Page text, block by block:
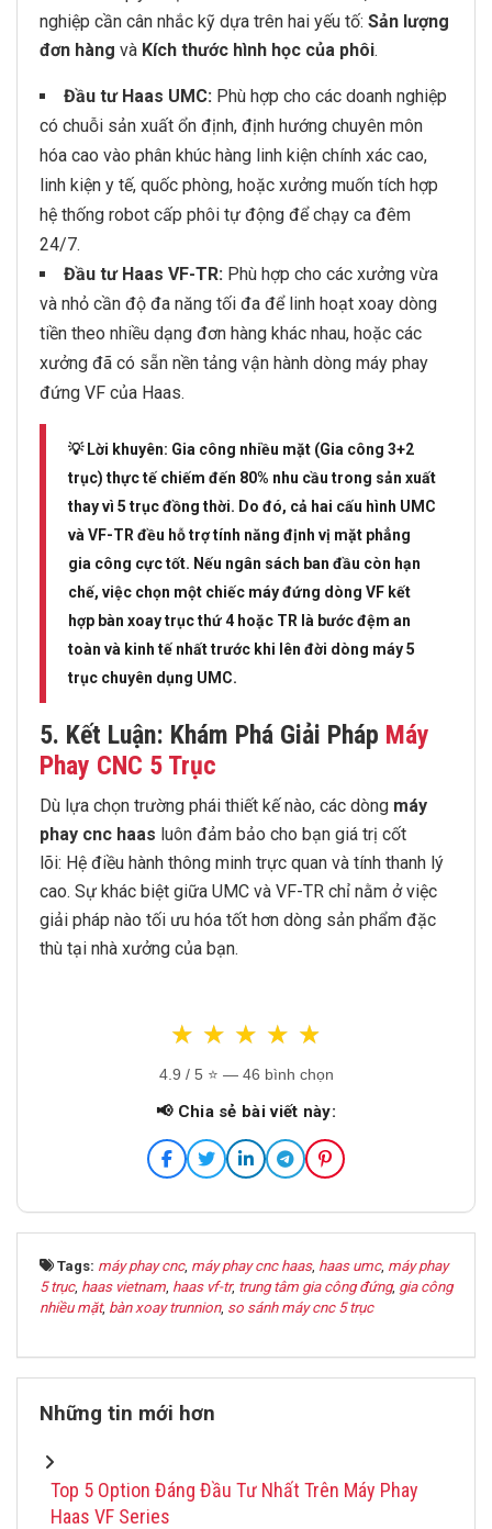
nghiệp cần cân nhắc kỹ dựa trên hai yếu tố: Sản lượng
đơn hàng và Kích thước hình học của phôi.
Đầu tư Haas UMC: Phù hợp cho các doanh nghiệp
có chuỗi sản xuất ổn định, định hướng chuyên môn
hóa cao vào phân khúc hàng linh kiện chính xác cao,
linh kiện y tế, quốc phòng, hoặc xưởng muốn tích hợp
hệ thống robot cấp phôi tự động để chạy ca đêm
24/7.
Đầu tư Haas VF-TR: Phù hợp cho các xưởng vừa
và nhỏ cần độ đa năng tối đa để linh hoạt xoay dòng
tiền theo nhiều dạng đơn hàng khác nhau, hoặc các
xưởng đã có sẵn nền tảng vận hành dòng máy phay
đứng VF của Haas.
💡 Lời khuyên: Gia công nhiều mặt (Gia công 3+2
trục) thực tế chiếm đến 80% nhu cầu trong sản xuất
thay vì 5 trục đồng thời. Do đó, cả hai cấu hình UMC
và VF-TR đều hỗ trợ tính năng định vị mặt phẳng
gia công cực tốt. Nếu ngân sách ban đầu còn hạn
chế, việc chọn một chiếc máy đứng dòng VF kết
hợp bàn xoay trục thứ 4 hoặc TR là bước đệm an
toàn và kinh tế nhất trước khi lên đời dòng máy 5
trục chuyên dụng UMC.
5. Kết Luận: Khám Phá Giải Pháp Máy
Phay CNC 5 Trục
Dù lựa chọn trường phái thiết kế nào, các dòng máy
phay cnc haas luôn đảm bảo cho bạn giá trị cốt
lõi: Hệ điều hành thông minh trực quan và tính thanh lý
cao. Sự khác biệt giữa UMC và VF-TR chỉ nằm ở việc
giải pháp nào tối ưu hóa tốt hơn dòng sản phẩm đặc
thù tại nhà xưởng của bạn.
★ ★ ★ ★ ★
★ ★ ★ ★ ★
4.9 / 5 ⭐ — 46 bình chọn
📢 Chia sẻ bài viết này:
Tags: máy phay cnc, máy phay cnc haas, haas umc, máy phay
5 trục, haas vietnam, haas vf-tr, trung tâm gia công đứng, gia công
nhiều mặt, bàn xoay trunnion, so sánh máy cnc 5 trục
Những tin mới hơn
Top 5 Option Đáng Đầu Tư Nhất Trên Máy Phay
Haas VF Series